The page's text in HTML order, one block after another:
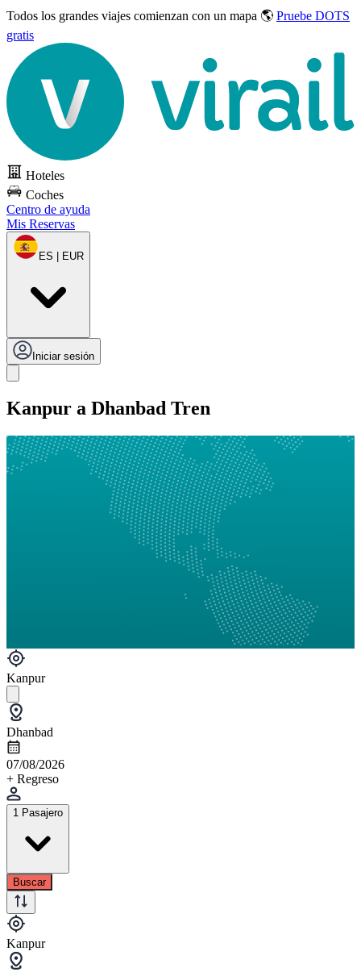
Todos los grandes viajes comienzan con un mapa 🌎 Pruebe DOTS
gratis
Hoteles
Coches
Centro de ayuda
Mis Reservas
ES | EUR
Iniciar sesión
Kanpur a Dhanbad Tren
Kanpur
Dhanbad
07/08/2026
+ Regreso
1 Pasajero
Buscar
Kanpur